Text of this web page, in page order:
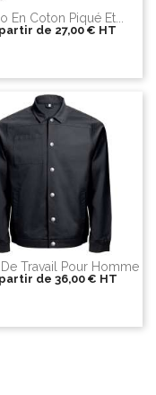
En Coton Piqué Et...
de 27,00 € HT
Travail Pour Homme
de 36,00 € HT